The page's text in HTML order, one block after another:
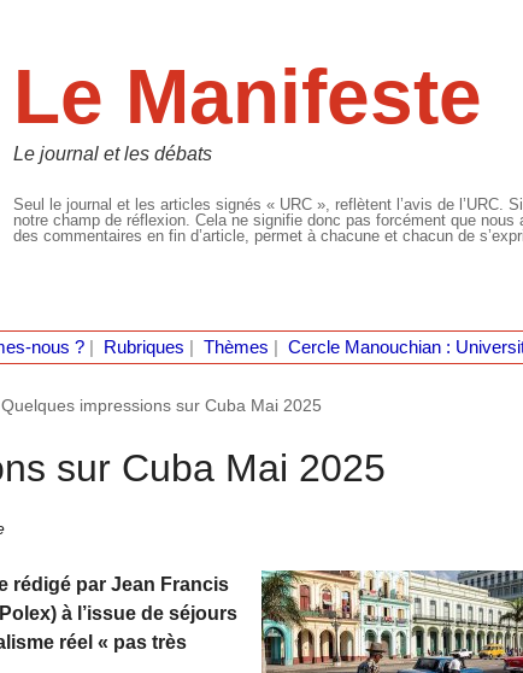
Le Manifeste
Le journal et les débats
Seul le journal et les articles signés « URC », reflètent l’avis de l’URC.
notre champ de réflexion. Cela ne signifie donc pas forcément que
des commentaires en fin d’article, permet à chacune et chacun de
nous ?| Rubriques Thèmes Cercle Manouchian :
Quelques impressions sur Cuba Mai 2025
sur Cuba Mai 2025
rédigé par Jean Francis
à l’issue de séjours
réel « pas très